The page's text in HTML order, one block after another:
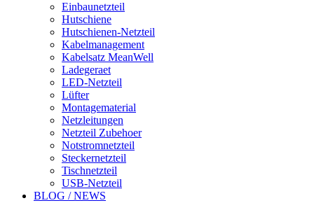
Einbaunetzteil
Hutschiene
Hutschienen-Netzteil
Kabelmanagement
Kabelsatz MeanWell
Ladegeraet
LED-Netzteil
Lüfter
Montagematerial
Netzleitungen
Netzteil Zubehoer
Notstromnetzteil
Steckernetzteil
Tischnetzteil
USB-Netzteil
BLOG / NEWS